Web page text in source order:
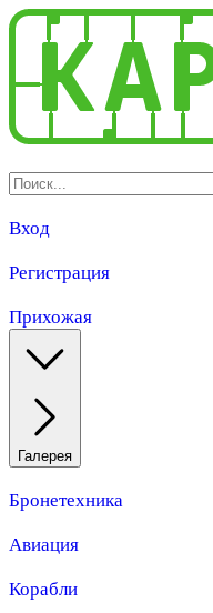
Вход
Регистрация
Прихожая
Галерея
Бронетехника
Авиация
Корабли